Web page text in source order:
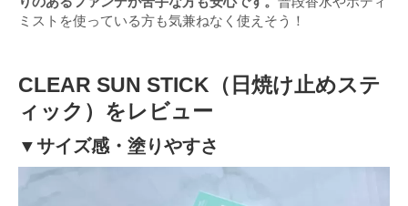
ミストを使っている方も気兼ねなく使えそう！
CLEAR SUN STICK（日焼け止めステ
ィック）をレビュー
▼サイズ感・塗りやすさ